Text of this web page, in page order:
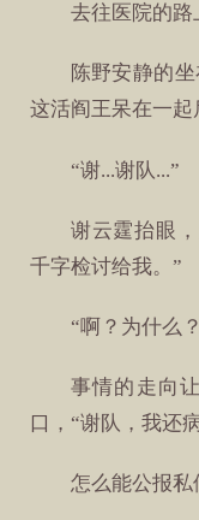
去往医院的路
陈野安静的
这活阎王呆在一起
“谢...谢队...”
谢云霆抬眼
千字检讨给我。”
“啊？为什么
事情的走向
口，“谢队，我还
怎么能公报私